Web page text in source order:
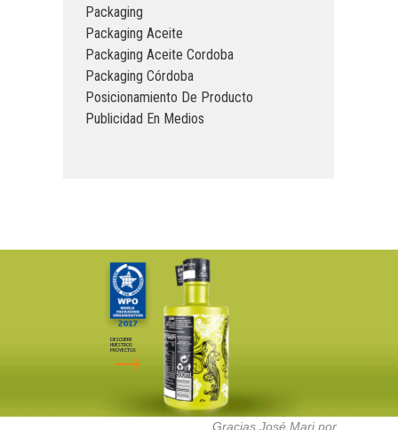
Packaging
Packaging Aceite
Packaging Aceite Cordoba
Packaging Córdoba
Posicionamiento De Producto
Publicidad En Medios
DESCUBRE
NUESTROS
PROYECTOS
Gracias José Mari por